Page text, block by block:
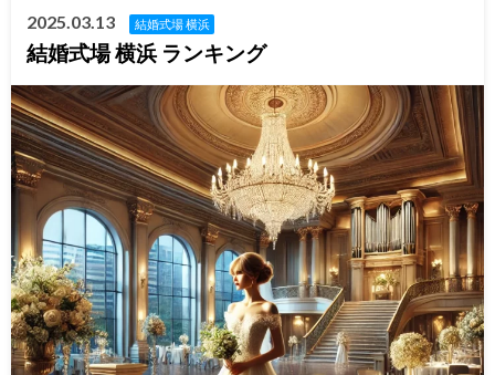
2025.03.13 結婚式場 横浜
結婚式場 横浜 ランキング